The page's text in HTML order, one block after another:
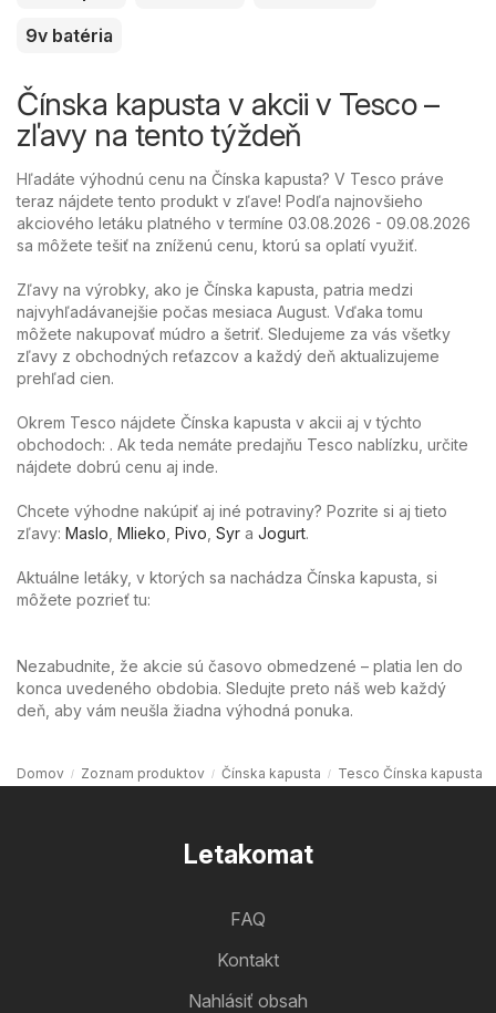
9v batéria
Čínska kapusta v akcii v Tesco –
zľavy na tento týždeň
Hľadáte výhodnú cenu na Čínska kapusta? V Tesco práve
teraz nájdete tento produkt v zľave! Podľa najnovšieho
akciového letáku platného v termíne 03.08.2026 - 09.08.2026
sa môžete tešiť na zníženú cenu, ktorú sa oplatí využiť.
Zľavy na výrobky, ako je Čínska kapusta, patria medzi
najvyhľadávanejšie počas mesiaca August. Vďaka tomu
môžete nakupovať múdro a šetriť. Sledujeme za vás všetky
zľavy z obchodných reťazcov a každý deň aktualizujeme
prehľad cien.
Okrem Tesco nájdete Čínska kapusta v akcii aj v týchto
obchodoch: . Ak teda nemáte predajňu Tesco nablízku, určite
nájdete dobrú cenu aj inde.
Chcete výhodne nakúpiť aj iné potraviny? Pozrite si aj tieto
zľavy: Maslo Mlieko Pivo Syr a Jogurt.
Aktuálne letáky, v ktorých sa nachádza Čínska kapusta, si
môžete pozrieť tu:
Nezabudnite, že akcie sú časovo obmedzené – platia len do
konca uvedeného obdobia. Sledujte preto náš web každý
deň, aby vám neušla žiadna výhodná ponuka.
Domov Zoznam produktov Čínska kapusta Tesco Čínska kapusta
Letakomat
FAQ
Kontakt
Nahlásiť obsah